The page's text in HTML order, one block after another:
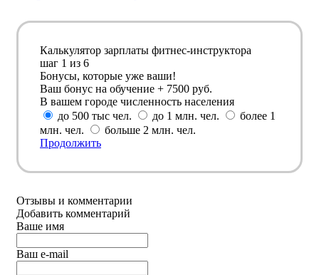
Калькулятор зарплаты фитнес-инструктора
шаг 1 из 6
Бонусы, которые уже ваши!
Ваш бонус на обучение + 7500 руб.
В вашем городе численность населения
до 500 тыс чел.
до 1 млн. чел.
более 1
млн. чел.
больше 2 млн. чел.
Продолжить
Отзывы и комментарии
Добавить комментарий
Ваше имя
Ваш e-mail